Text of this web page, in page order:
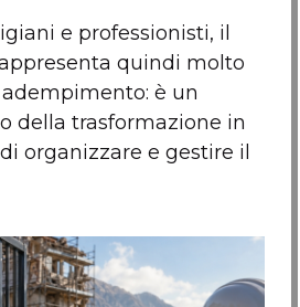
e professionisti, il
quindi molto
è un
della trasformazione in
organizzare e gestire il